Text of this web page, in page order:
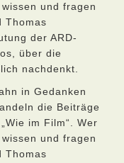
und fragen
Thomas
der ARD-
über die
nachdenkt.
in Gedanken
die Beiträge
im Film“. Wer
und fragen
Thomas